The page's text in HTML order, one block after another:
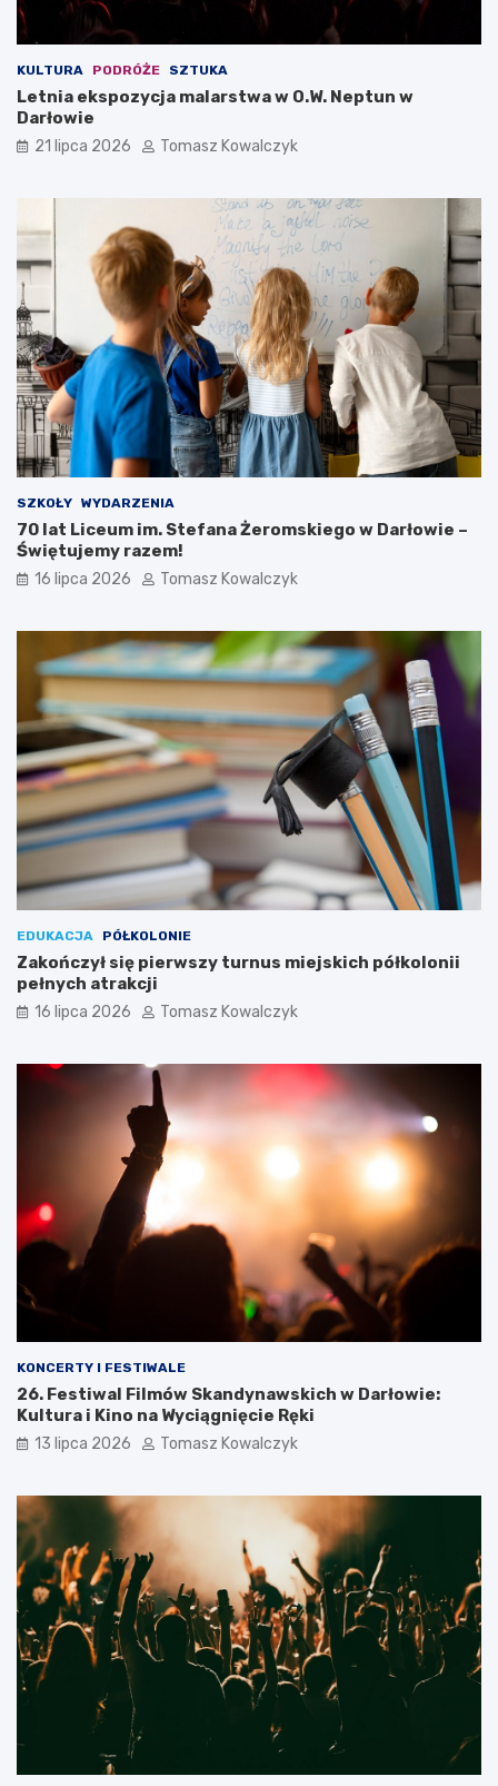
KULTURA PODRÓŻE SZTUKA
Letnia ekspozycja malarstwa w O.W. Neptun w
Darłowie
21 lipca 2026 Tomasz Kowalczyk
SZKOŁY WYDARZENIA
70 lat Liceum im. Stefana Żeromskiego w Darłowie –
Świętujemy razem!
16 lipca 2026 Tomasz Kowalczyk
EDUKACJA PÓŁKOLONIE
Zakończył się pierwszy turnus miejskich półkolonii
pełnych atrakcji
16 lipca 2026 Tomasz Kowalczyk
KONCERTY I FESTIWALE
26. Festiwal Filmów Skandynawskich w Darłowie:
Kultura i Kino na Wyciągnięcie Ręki
13 lipca 2026 Tomasz Kowalczyk